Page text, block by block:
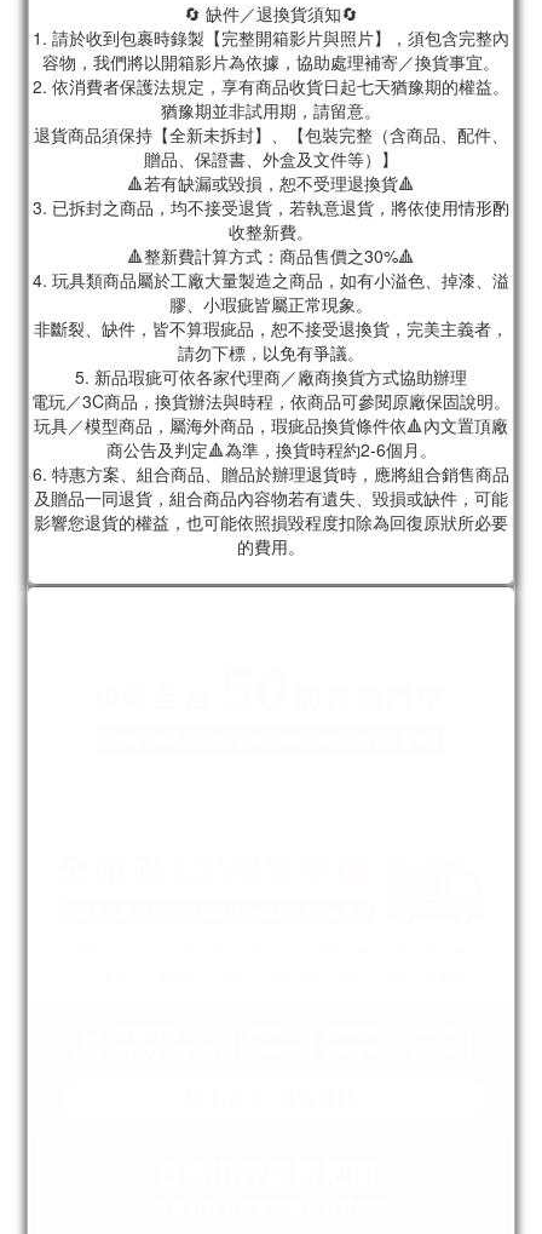
🔄 缺件／退換貨須知🔄
1. 請於收到包裹時錄製【完整開箱影片與照片】，須包含完整內
容物，我們將以開箱影片為依據，協助處理補寄／換貨事宜。
2. 依消費者保護法規定，享有商品收貨日起七天猶豫期的權益。
猶豫期並非試用期，請留意。
退貨商品須保持【全新未拆封】、【包裝完整（含商品、配件、
贈品、保證書、外盒及文件等）】
🔺若有缺漏或毀損，恕不受理退換貨🔺
3. 已拆封之商品，均不接受退貨，若執意退貨，將依使用情形酌
收整新費。
🔺整新費計算方式：商品售價之30%🔺
4. 玩具類商品屬於工廠大量製造之商品，如有小溢色、掉漆、溢
膠、小瑕疵皆屬正常現象。
非斷裂、缺件，皆不算瑕疵品，恕不接受退換貨，完美主義者，
請勿下標，以免有爭議。
5. 新品瑕疵可依各家代理商／廠商換貨方式協助辦理
電玩／3C商品，換貨辦法與時程，依商品可參閱原廠保固說明。
玩具／模型商品，屬海外商品，瑕疵品換貨條件依🔺內文置頂廠
商公告及判定🔺為準，換貨時程約2-6個月。
6. 特惠方案、組合商品、贈品於辦理退貨時，應將組合銷售商品
及贈品一同退貨，組合商品內容物若有遺失、毀損或缺件，可能
影響您退貨的權益，也可能依照損毀程度扣除為回復原狀所必要
的費用。